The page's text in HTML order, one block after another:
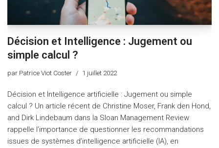
Décision et Intelligence : Jugement ou
simple calcul ?
par Patrice Viot Coster 1 juillet 2022
Décision et Intelligence artificielle : Jugement ou simple
calcul ? Un article récent de Christine Moser, Frank den Hond,
and Dirk Lindebaum dans la Sloan Management Review
rappelle l’importance de questionner les recommandations
issues de systèmes d’intelligence artificielle (IA), en